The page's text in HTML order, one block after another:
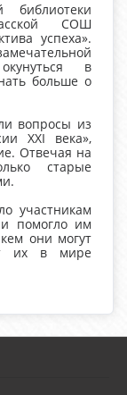
библиотеки
СОШ
успеха».
в
больше о
вопросы из
XXI века»,
Отвечая на
старые
участникам
помогло им
они могут
их в мире